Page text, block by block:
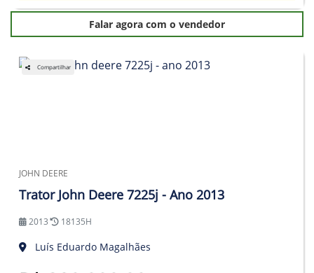
Falar agora com o vendedor
Compartilhar
JOHN DEERE
Trator John Deere 7225j - Ano 2013
2013 18135H
Luís Eduardo Magalhães